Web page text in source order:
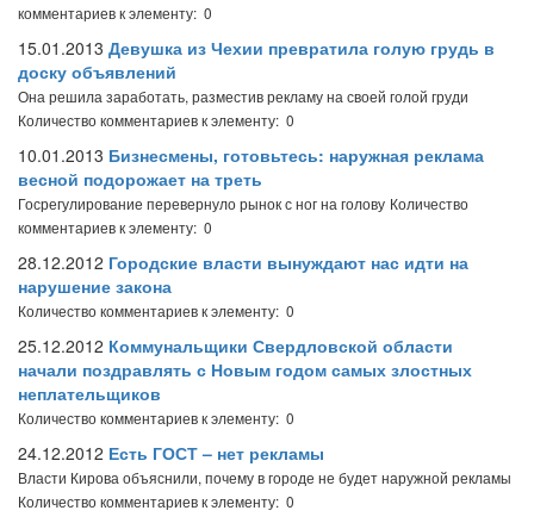
комментариев к элементу: 0
15.01.2013 Девушка из Чехии превратила голую грудь в
доску объявлений
Она решила заработать, разместив рекламу на своей голой груди
Количество комментариев к элементу: 0
10.01.2013 Бизнесмены, готовьтесь: наружная реклама
весной подорожает на треть
Госрегулирование перевернуло рынок с ног на голову Количество
комментариев к элементу: 0
28.12.2012 Городские власти вынуждают нас идти на
нарушение закона
Количество комментариев к элементу: 0
25.12.2012 Коммунальщики Свердловской области
начали поздравлять с Новым годом самых злостных
неплательщиков
Количество комментариев к элементу: 0
24.12.2012 Есть ГОСТ – нет рекламы
Власти Кирова объяснили, почему в городе не будет наружной рекламы
Количество комментариев к элементу: 0